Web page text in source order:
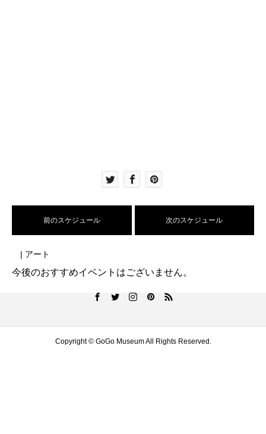
前のスケジュール 次のスケジュール
| アート
今後のおすすめイベントはございません。
Copyright © GoGo Museum All Rights Reserved.